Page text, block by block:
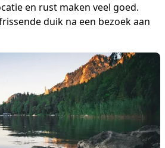
en rust maken veel goed.
duik na een bezoek aan